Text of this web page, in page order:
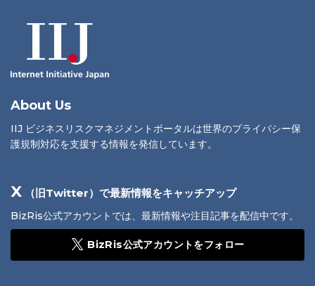
About Us
IIJ ビジネスリスクマネジメントポータルは世界のプライバシー保
護規制対応を支援する情報を発信しています。
X （旧Twitter）で最新情報をキャッチアップ
BizRis公式アカウントでは、最新情報や注目記事を配信中です。
BizRis公式アカウントをフォロー